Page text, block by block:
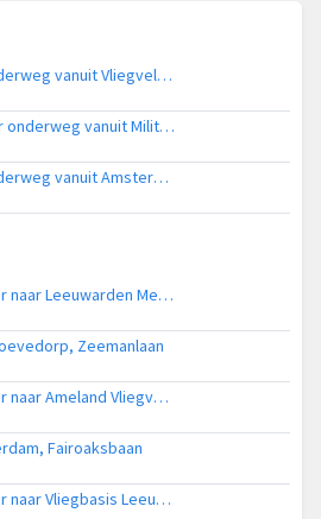
Politiehelikopter onderweg vanuit Vliegveld Hoogeveen
Kustwachthelikopter onderweg vanuit Militair vliegveld De Kooy / Den Helder Airport
Politiehelikopter onderweg vanuit Amsterdam Vliegveld Schiphol
Ambulancehelikopter naar Leeuwarden Medical Center Heliport
Zeemanlaan
Ambulancehelikopter naar Ameland Vliegveld Ballum
Fairoaksbaan
Ambulancehelikopter naar Vliegbasis Leeuwarden